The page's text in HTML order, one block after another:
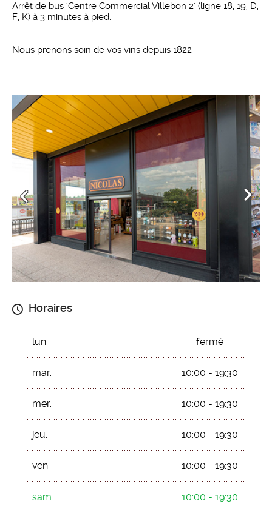
Arrêt de bus 'Centre Commercial Villebon 2' (ligne 18, 19, D,
F, K) à 3 minutes à pied.
Nous prenons soin de vos vins depuis 1822
Horaires
lun. fermé
mar. 10:00 - 19:30
mer. 10:00 - 19:30
jeu. 10:00 - 19:30
ven. 10:00 - 19:30
sam. 10:00 - 19:30